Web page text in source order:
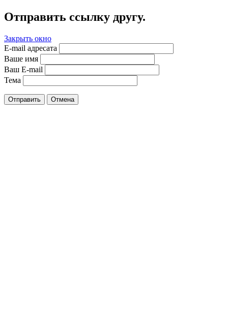
Отправить ссылку другу.
Закрыть окно
E-mail адресата
Ваше имя
Ваш E-mail
Тема
Отправить Отмена